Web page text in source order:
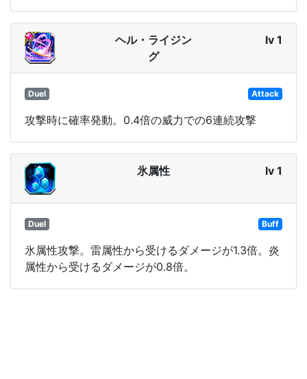
ヘル・ライジン
グ
lv 1
Duel Attack
攻撃時に確率発動。0.4倍の威力での6連続攻撃
氷属性 lv 1
Duel Buff
氷属性攻撃。雷属性から受けるダメージが1.3倍。炎
属性から受けるダメージが0.8倍。